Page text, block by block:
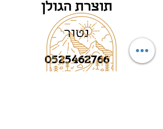
תוצרת הגולן
נטור
0525462766